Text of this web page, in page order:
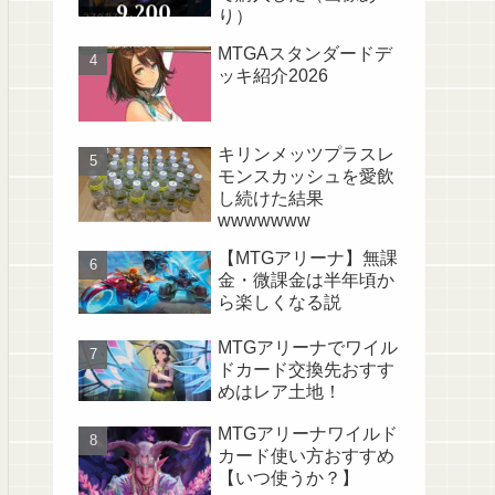
り）
MTGAスタンダードデ
ッキ紹介2026
キリンメッツプラスレ
モンスカッシュを愛飲
し続けた結果
wwwwwww
【MTGアリーナ】無課
金・微課金は半年頃か
ら楽しくなる説
MTGアリーナでワイル
ドカード交換先おすす
めはレア土地！
MTGアリーナワイルド
カード使い方おすすめ
【いつ使うか？】